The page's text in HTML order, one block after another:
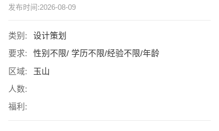
发布时间:2026-08-09
类别:
设计策划
要求:
性别不限/ 学历不限/经验不限/年龄
区域:
玉山
人数:
福利: